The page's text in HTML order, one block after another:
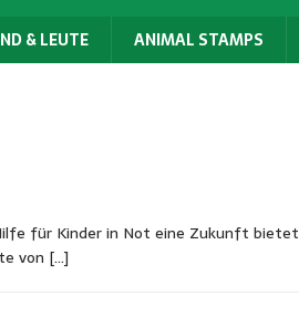
& LEUTE ANIMAL STAMPS
für Kinder in Not eine Zukunft bietet
von […]